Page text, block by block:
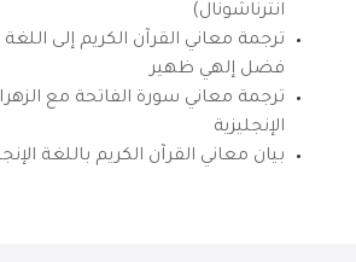
انترناشونال)
ترجمة معاني القرآن الكريم إلى اللغة
فضل إلهي ظهير
ترجمة معاني سورة الفاتحة مع
الإنجليزية
بيان معاني القرآن الكريم باللغة